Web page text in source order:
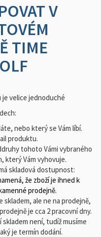
V
TIME
je velice jednoduché
nebo který se Vám líbí.
produktu.
tohoto Vámi vybraného
který Vám vyhovuje.
skladová dostupnost:
že zboží je ihned k
prodejně.
skladem, ale ne na prodejně,
je cca 2 pracovní dny.
skladem není, tudíž musíme
je termín dodání.